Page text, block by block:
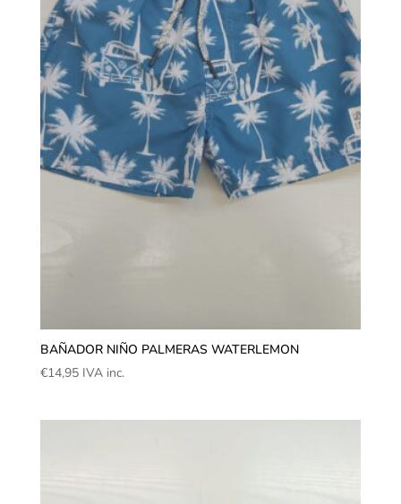
BAÑADOR NIÑO PALMERAS WATERLEMON
€14,95 IVA inc.